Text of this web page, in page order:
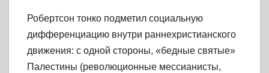
Робертсон тонко подметил социальную
дифференциацию внутри раннехристианского
движения: с одной стороны, «бедные святые»
Палестины (революционные мессианисты,